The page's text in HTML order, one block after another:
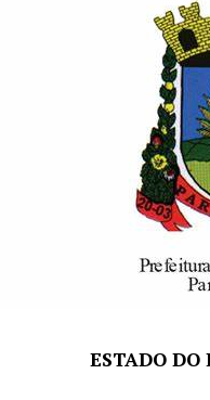
ESTADO DO